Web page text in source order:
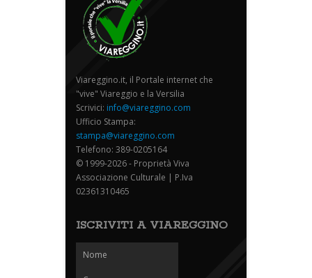
Viareggino.it, il Portale internet che
"vive" Viareggio e la Versilia
Scrivici: info@viareggino.com
Ufficio Stampa:
stampa@viareggino.com
Telefono: 389-0205164
© 1999-2026 - Proprietà Viva
Associazione Culturale | P.Iva
02361310465
ISCRIVITI A VIAREGGINO